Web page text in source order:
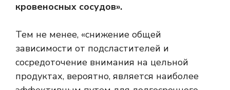
кровеносных сосудов».
Тем не менее, «снижение общей
зависимости от подсластителей и
сосредоточение внимания на цельной
продуктах, вероятно, является наиболее